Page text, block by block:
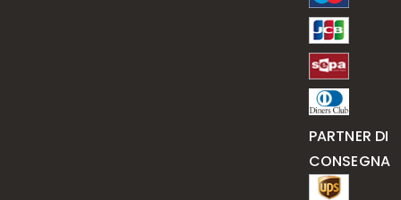
PARTNER DI
CONSEGNA